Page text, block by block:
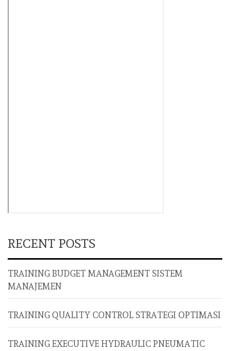
RECENT POSTS
TRAINING BUDGET MANAGEMENT SISTEM
MANAJEMEN
TRAINING QUALITY CONTROL STRATEGI OPTIMASI
TRAINING EXECUTIVE HYDRAULIC PNEUMATIC